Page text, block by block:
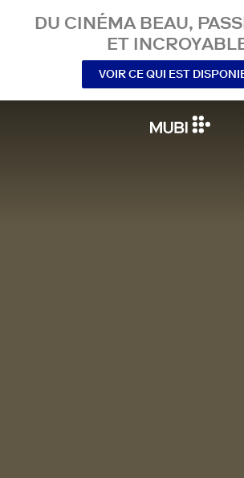
DU CINÉMA BEAU,
ET
VOIR CE QUI EST